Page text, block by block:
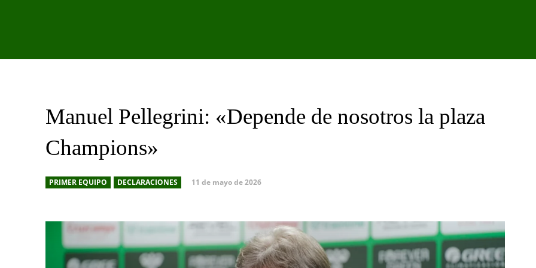
Manuel Pellegrini: «Depende de nosotros la plaza
Champions»
PRIMER EQUIPO DECLARACIONES 11 de mayo de 2026